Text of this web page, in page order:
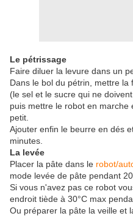
Le pétrissage
Faire diluer la levure dans un
Dans le bol du pétrin, mettre la
(le sel et le sucre qui ne
puis mettre le robot en marche
petit.
Ajouter enfin le beurre en dés
minutes.
La levée
Placer la pâte dans le robot/
mode levée de pâte pendant
Si vous n'avez pas ce robot
endroit tiède à 30°C max
Ou préparer la pâte la veille et